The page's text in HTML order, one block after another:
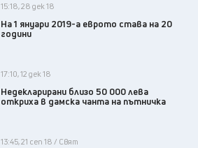
15:18, 28 дек 18
На 1 януари 2019-a еврото става на 20
години
17:10, 12 дек 18
Недекларирани близо 50 000 лева
откриха в дамска чанта на пътничка
13:45, 21 сеп 18 / Свят